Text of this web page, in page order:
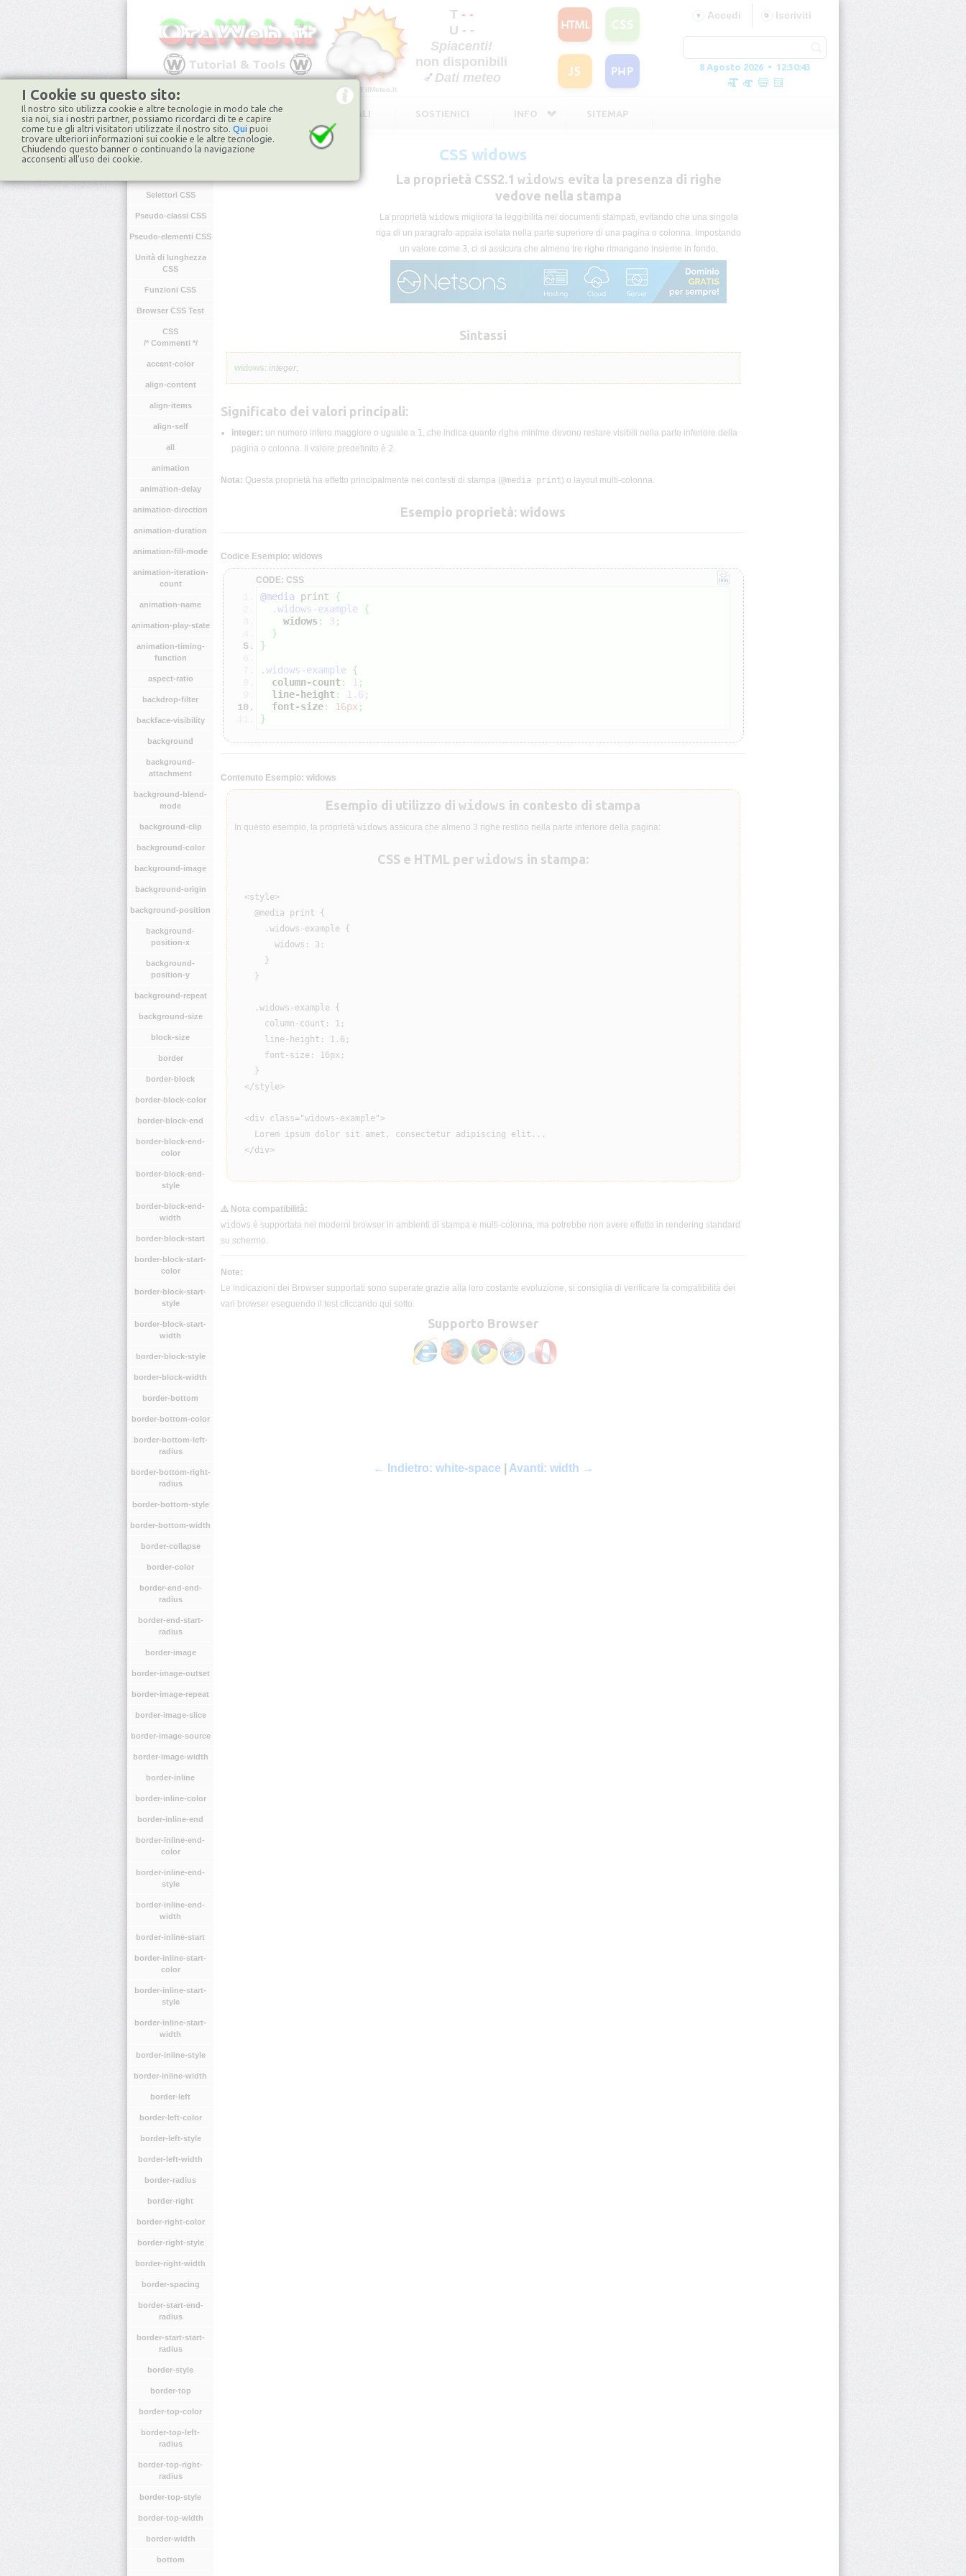
T - -
U - -
Spiacenti!
non disponibili
Dati meteo
©2026 ilMeteo.it
Iscriviti
Accedi
8 Agosto 2026 • 12:30:44
HOME FORUM NOTE LEGALI SOSTIENICI INFO SITEMAP
CSS
Selettori CSS
Pseudo-classi CSS
Pseudo-elementi CSS
Unità di lunghezza
CSS
Funzioni CSS
Browser CSS Test
CSS
/* Commenti */
accent-color
align-content
align-items
align-self
all
animation
animation-delay
animation-direction
animation-duration
animation-fill-mode
animation-iteration-
count
animation-name
animation-play-state
animation-timing-
function
aspect-ratio
backdrop-filter
backface-visibility
background
background-
attachment
background-blend-
mode
background-clip
background-color
background-image
background-origin
background-position
background-
position-x
background-
position-y
background-repeat
background-size
block-size
border
border-block
border-block-color
border-block-end
border-block-end-
color
border-block-end-
style
border-block-end-
width
border-block-start
border-block-start-
color
border-block-start-
style
border-block-start-
width
border-block-style
border-block-width
border-bottom
border-bottom-color
border-bottom-left-
radius
border-bottom-right-
radius
border-bottom-style
border-bottom-width
border-collapse
border-color
border-end-end-
radius
border-end-start-
radius
border-image
border-image-outset
border-image-repeat
border-image-slice
border-image-source
border-image-width
border-inline
border-inline-color
border-inline-end
border-inline-end-
color
border-inline-end-
style
border-inline-end-
width
border-inline-start
border-inline-start-
color
border-inline-start-
style
border-inline-start-
width
border-inline-style
border-inline-width
border-left
border-left-color
border-left-style
border-left-width
border-radius
border-right
border-right-color
border-right-style
border-right-width
border-spacing
border-start-end-
radius
border-start-start-
radius
border-style
border-top
border-top-color
border-top-left-
radius
border-top-right-
radius
border-top-style
border-top-width
border-width
bottom
CSS widows
La proprietà CSS2.1 widows evita la presenza di righe
vedove nella stampa
La proprietà widows migliora la leggibilità nei documenti stampati, evitando che una singola
riga di un paragrafo appaia isolata nella parte superiore di una pagina o colonna. Impostando
un valore come 3, ci si assicura che almeno tre righe rimangano insieme in fondo.
Sintassi
widows: integer;
Significato dei valori principali:
integer: un numero intero maggiore o uguale a 1, che indica quante righe minime devono restare visibili nella parte inferiore della
pagina o colonna. Il valore predefinito è 2.
Nota: Questa proprietà ha effetto principalmente nei contesti di stampa (@media print) o layout multi-colonna.
Esempio proprietà: widows
Codice Esempio: widows
CODE: CSS
@media print {
.widows-example
{
widows : 3 ;
}
}
.widows-example
{
column-count : 1 ;
line-height : 1.6 ;
font-size: 16px ;
}
Contenuto Esempio: widows
Esempio di utilizzo di widows in contesto di stampa
In questo esempio, la proprietà widows assicura che almeno 3 righe restino nella parte inferiore della pagina:
CSS e HTML per widows in stampa:
  <style>
    @media print {
      .widows-example {
        widows: 3;
      }
    }
    .widows-example {
      column-count: 1;
      line-height: 1.6;
      font-size: 16px;
    }
  </style>
  <div class="widows-example">
    Lorem ipsum dolor sit amet, consectetur adipiscing elit...
  </div>
⚠️ Nota compatibilità:
widows è supportata nei moderni browser in ambienti di stampa e multi-colonna, ma potrebbe non avere effetto in rendering standard
su schermo.
Note:
Le indicazioni dei Browser supportati sono superate grazie alla loro costante evoluzione, si consiglia di verificare la compatibilità dei
vari browser eseguendo il test cliccando qui sotto.
Supporto Browser
← Indietro: white-space Avanti: width →
I Cookie su questo sito:
Il nostro sito utilizza cookie e altre tecnologie in modo tale che
sia noi, sia i nostri partner, possiamo ricordarci di te e capire
come tu e gli altri visitatori utilizzate il nostro sito. Qui puoi
trovare ulteriori informazioni sui cookie e le altre tecnologie.
Chiudendo questo banner o continuando la navigazione
acconsenti all'uso dei cookie.